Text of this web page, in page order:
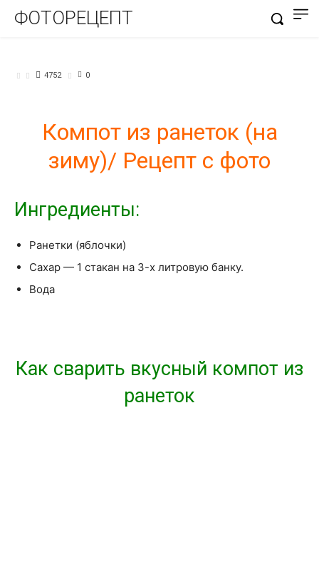
ФОТОРЕЦЕПТ
4752 0
Компот из ранеток (на
зиму)/ Рецепт с фото
Ингредиенты:
Ранетки (яблочки)
Сахар — 1 стакан на 3-х литровую банку.
Вода
Как сварить вкусный компот из
ранеток